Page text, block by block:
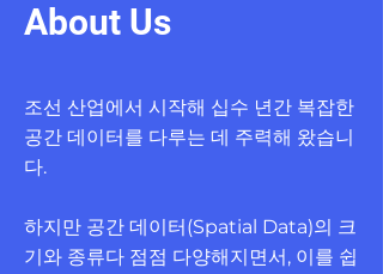
About Us
조선 산업에서 시작해 십수 년간 복잡한
공간 데이터를 다루는 데 주력해 왔습니
다.​​
하지만 공간 데이터(Spatial Data)의 크
기와 종류다 점점 다양해지면서, 이를 쉽